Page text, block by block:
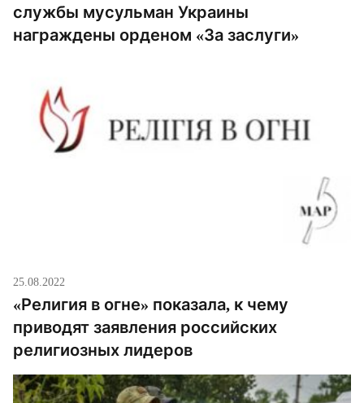
службы мусульман Украины
награждены орденом «За заслуги»
25.08.2022
«Религия в огне» показала, к чему
приводят заявления российских
религиозных лидеров